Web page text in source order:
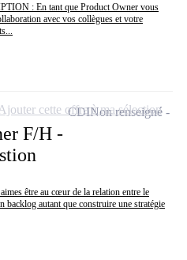
: En tant que Product Owner vous
avec vos collègues et votre
F/H -
être au cœur de la relation entre le
backlog autant que construire une stratégie
CDINon renseigné
Ajouter cette offre à ma sélection